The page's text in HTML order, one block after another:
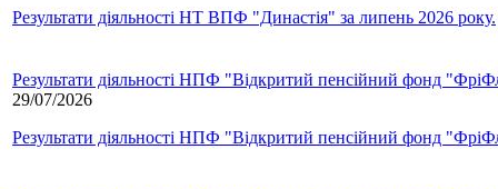
Результати діяльності НТ ВПФ "Династія" за липень 2026 року.
Результати діяльності НПФ "Відкритий пенсійний фонд
29/07/2026
Результати діяльності НПФ "Відкритий пенсійний фонд